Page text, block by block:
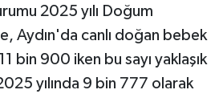
2025 yılı Doğum
Aydın'da canlı doğan bebek
bin 900 iken bu sayı yaklaşık
yılında 9 bin 777 olarak